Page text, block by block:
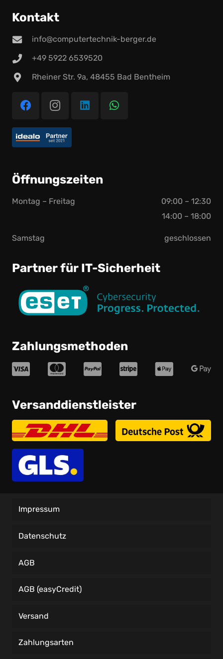
Kontakt
info@computertechnik-berger.de
+49 5922 6539520
Rheiner Str. 9a, 48455 Bad Bentheim
Öffnungszeiten
Montag – Freitag
09:00 – 12:30
14:00 – 18:00
Samstag geschlossen
Partner für IT-Sicherheit
Zahlungsmethoden
Versanddienstleister
Impressum
Datenschutz
AGB
AGB (easyCredit)
Versand
Zahlungsarten